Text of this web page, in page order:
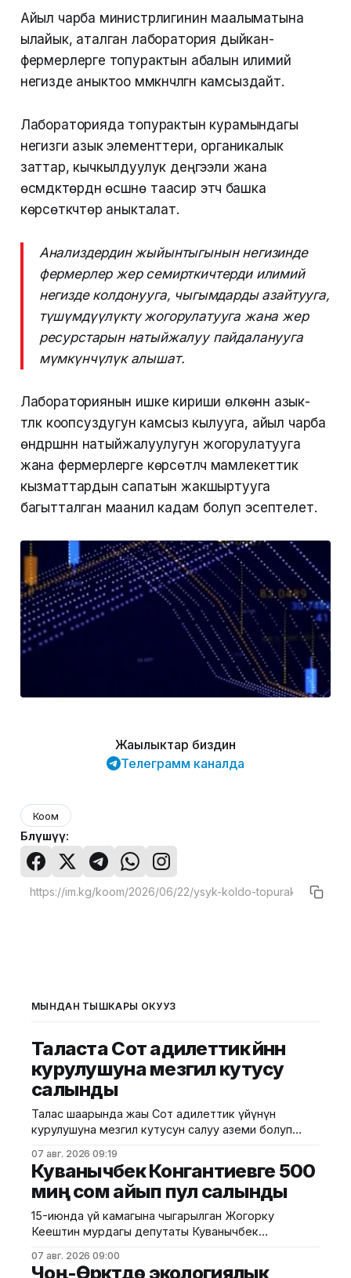
Айыл чарба министрлигинин маалыматына
ылайык, аталган лаборатория дыйкан-
фермерлерге топурактын абалын илимий
негизде аныктоо мүмкүнчүлүгүн камсыздайт.
Лабораторияда топурактын курамындагы
негизги азык элементтери, органикалык
заттар, кычкылдуулук деңгээли жана
өсүмдүктөрдүн өсүшүнө таасир этүүчү башка
көрсөткүчтөр аныкталат.
Анализдердин жыйынтыгынын негизинде
фермерлер жер семирткичтерди илимий
негизде колдонууга, чыгымдарды азайтууга,
түшүмдүүлүктү жогорулатууга жана жер
ресурстарын натыйжалуу пайдаланууга
мүмкүнчүлүк алышат.
Лабораториянын ишке кириши өлкөнүн азык-
түлүк коопсуздугун камсыз кылууга, айыл чарба
өндүрүшүнүн натыйжалуулугун жогорулатууга
жана фермерлерге көрсөтүлүүчү мамлекеттик
кызматтардын сапатын жакшыртууга
багытталган маанилүү кадам болуп эсептелет.
Жаңылыктар биздин
Телеграмм каналда
Коом
Бөлүшүү:
МЫНДАН ТЫШКАРЫ ОКУҢУЗ
Таласта Сот адилеттик үйүнүн
курулушуна мезгил кутусу
салынды
Талас шаарында жаңы Сот адилеттик үйүнүн
курулушуна мезгил кутусун салуу аземи болуп
өкүлчүлүгүнөн билдиришти. Иш-чарага Жогорку
соттун төрагасы Медербек Сатыев, президенттин
Талас облусундагы ыйгарым укуктуу өкүлү Эрмат
департаментинин директору Бакыт Курманалиев,
Талас облустук сотунун төрагасы Эльярбек
Абдимиталипов, ошондой эле
07 авг. 2026 09:19
Куванычбек Конгантиевге 500
миң сом айып пул салынды
15-июнда үй камагына чыгарылган Жогорку
Кеңештин мурдагы депутаты Куванычбек
Бул тууралуу Бишкек шаардык сотунун басма сөз
07 авг. 2026 09:00
Чоң-Өрүктүдө экологиялык